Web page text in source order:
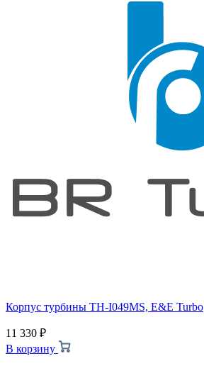
Корпус турбины TH-I049MS, E&E Turbo
11 330 ₽
В корзину